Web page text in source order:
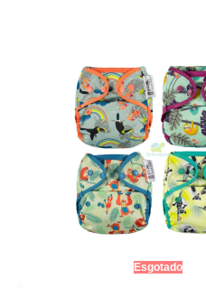
Esgotado